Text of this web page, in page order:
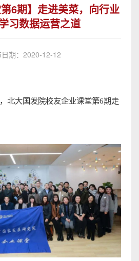
第6期】走进美菜，向行业
习数据运营之道
期：2020-12-12
北大国发院校友企业课堂第6期走